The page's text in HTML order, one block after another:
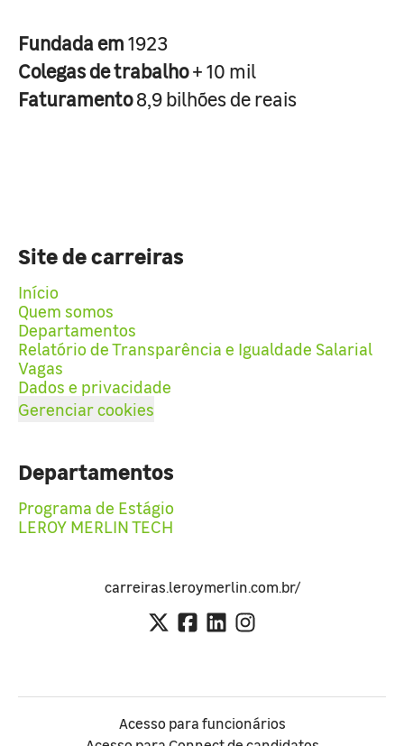
Fundada em1923
Colegas de trabalho+ 10 mil
Faturamento8,9 bilhões de reais
Site de carreiras
Início
Quem somos
Departamentos
Relatório de Transparência e Igualdade Salarial
Vagas
Dados e privacidade
Gerenciar cookies
Departamentos
Programa de Estágio
LEROY MERLIN TECH
carreiras.leroymerlin.com.br/
Acesso para funcionários